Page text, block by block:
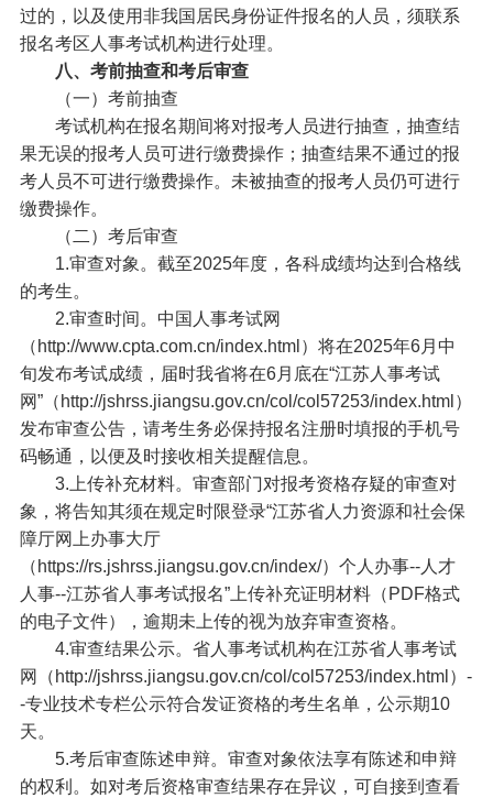
过的，以及使用非我国居民身份证件报名的人员，须联系
报名考区人事考试机构进行处理。
八、考前抽查和考后审查
（一）考前抽查
考试机构在报名期间将对报考人员进行抽查，抽查结
果无误的报考人员可进行缴费操作；抽查结果不通过的报
考人员不可进行缴费操作。未被抽查的报考人员仍可进行
缴费操作。
（二）考后审查
1.审查对象。截至2025年度，各科成绩均达到合格线
的考生。
2.审查时间。中国人事考试网
（http://www.cpta.com.cn/index.html）将在2025年6月中
旬发布考试成绩，届时我省将在6月底在“江苏人事考试
网”（http://jshrss.jiangsu.gov.cn/col/col57253/index.html）
发布审查公告，请考生务必保持报名注册时填报的手机号
码畅通，以便及时接收相关提醒信息。
3.上传补充材料。审查部门对报考资格存疑的审查对
象，将告知其须在规定时限登录“江苏省人力资源和社会保
障厅网上办事大厅
（https://rs.jshrss.jiangsu.gov.cn/index/）个人办事--人才
人事--江苏省人事考试报名”上传补充证明材料（PDF格式
的电子文件），逾期未上传的视为放弃审查资格。
4.审查结果公示。省人事考试机构在江苏省人事考试
网（http://jshrss.jiangsu.gov.cn/col/col57253/index.html）-
-专业技术专栏公示符合发证资格的考生名单，公示期10
天。
5.考后审查陈述申辩。审查对象依法享有陈述和申辩
的权利。如对考后资格审查结果存在异议，可自接到查看